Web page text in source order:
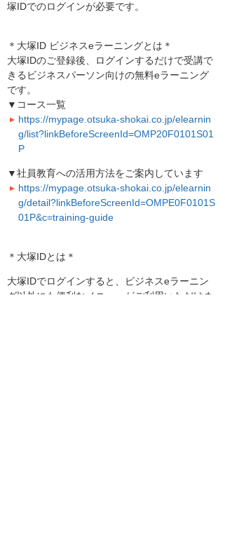
塚IDでのログインが必要です。
＊大塚ID ビジネスeラーニングとは＊
大塚IDのご登録後、ログインするだけで受講で
きるビジネスパーソン向けの無料eラーニング
です。
▼コース一覧
https://mypage.otsuka-shokai.co.jp/elearnin
g/list?linkBeforeScreenId=OMP20F0101S01
P
▼社員教育への活用方法をご案内しています
https://mypage.otsuka-shokai.co.jp/elearnin
g/detail?linkBeforeScreenId=OMPE0F0101S
01P&c=training-guide
＊大塚IDとは＊
大塚IDでログインすると、ビジネスeラーニン
グ以外にも便利なメニューがご利用いただけま